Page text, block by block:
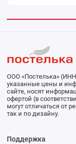
ООО «Постелька» (ИНН
указанные цены и
сайте, носят
офертой (в
могут отличаться от
так и по дизайну.
Поддержка